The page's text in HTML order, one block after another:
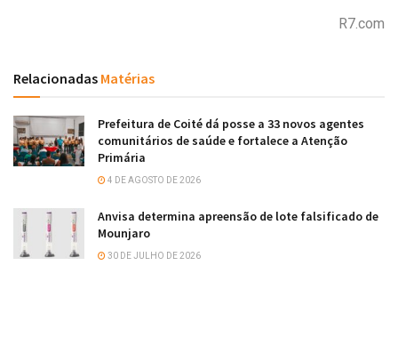
R7.com
Relacionadas Matérias
Prefeitura de Coité dá posse a 33 novos agentes
comunitários de saúde e fortalece a Atenção
Primária
4 DE AGOSTO DE 2026
Anvisa determina apreensão de lote falsificado de
Mounjaro
30 DE JULHO DE 2026